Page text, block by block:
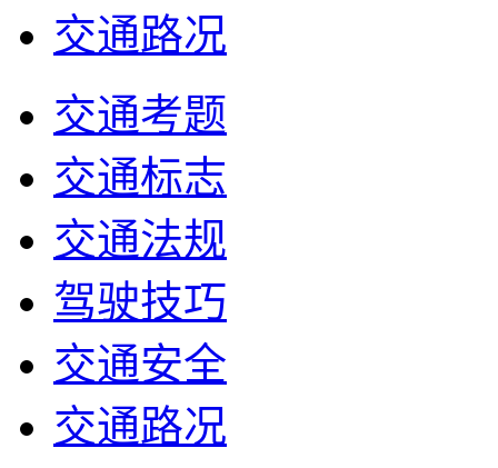
交通路况
交通考题
交通标志
交通法规
驾驶技巧
交通安全
交通路况